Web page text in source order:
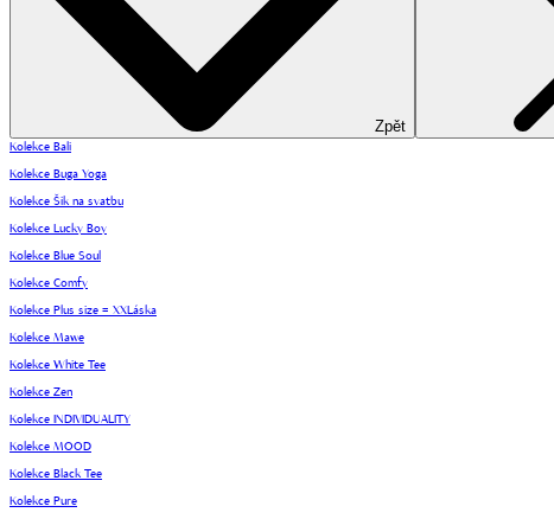
Zpět
Kolekce Bali
Kolekce Buga Yoga
Kolekce Šik na svatbu
Kolekce Lucky Boy
Kolekce Blue Soul
Kolekce Comfy
Kolekce Plus size = XXLáska
Kolekce Mawe
Kolekce White Tee
Kolekce Zen
Kolekce INDIVIDUALITY
Kolekce MOOD
Kolekce Black Tee
Kolekce Pure